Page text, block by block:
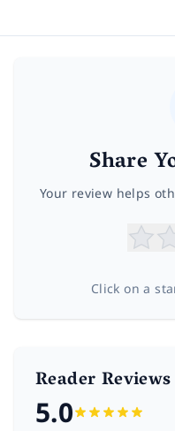
Share
Your review helps
Click on a
Reader Reviews
5.0